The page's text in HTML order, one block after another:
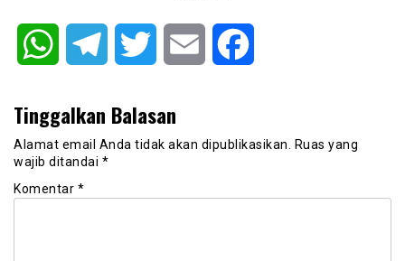
WhatsAppTelegram Twitter Email
Tinggalkan Balasan
Alamat email Anda tidak akan dipublikasikan.
Ruas yang
wajib ditandai *
Komentar *